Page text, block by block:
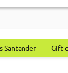
Santander Gift